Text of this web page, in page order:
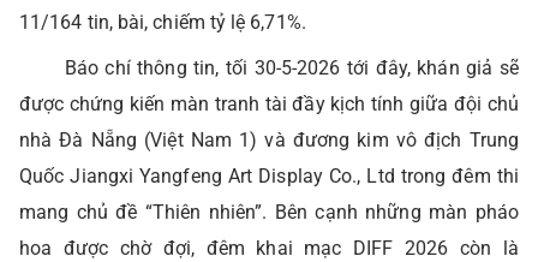
11/164 tin, bài, chiếm tỷ lệ 6,71%.
Báo chí thông tin, tối 30-5-2026 tới đây, khán giả sẽ
được chứng kiến màn tranh tài đầy kịch tính giữa đội chủ
nhà Đà Nẵng (Việt Nam 1) và đương kim vô địch Trung
Quốc Jiangxi Yangfeng Art Display Co., Ltd trong đêm thi
mang chủ đề “Thiên nhiên”. Bên cạnh những màn pháo
hoa được chờ đợi, đêm khai mạc DIFF 2026 còn là